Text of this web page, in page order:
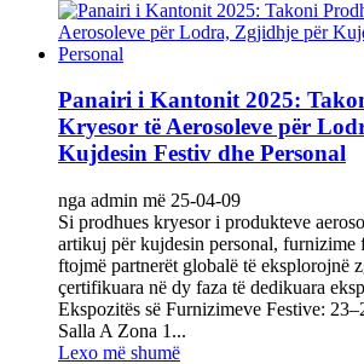
Panairi i Kantonit 2025:
Kryesor të Aerosoleve për
Kujdesin Festiv dhe Personal
nga admin më 25-04-09
Si prodhues kryesor i produkteve
artikuj për kujdesin personal, furnizime
ftojmë partnerët globalë të eksplorojnë
çertifikuara në dy faza të dedikuara
Ekspozitës së Furnizimeve Festive:
Salla A Zona 1...
Lexo më shumë